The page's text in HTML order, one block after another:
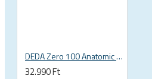
DEDA Zero 100 Anatomic alu országúti kormány
32.990 Ft